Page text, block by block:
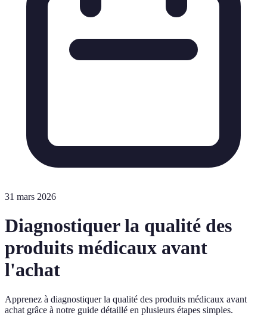
31 mars 2026
Diagnostiquer la qualité des
produits médicaux avant
l'achat
Apprenez à diagnostiquer la qualité des produits médicaux avant
achat grâce à notre guide détaillé en plusieurs étapes simples.